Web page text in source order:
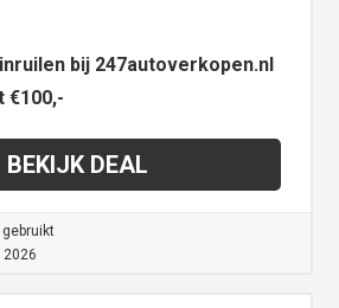
bij 247autoverkopen.nl
€100,-
BEKIJK DEAL
2026